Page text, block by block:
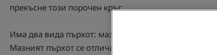
прекъсне този порочен кръг.
Има два вида пърхот: мазен и сух.
Мазният пърхот се отличава от сухия пърхот по